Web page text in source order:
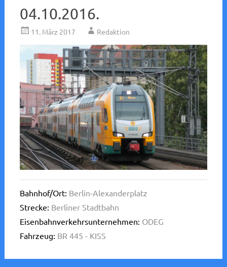
04.10.2016.
11. März 2017 Redaktion
Bahnhof/Ort: Berlin-Alexanderplatz
Strecke: Berliner Stadtbahn
Eisenbahnverkehrsunternehmen: ODEG
Fahrzeug: BR 445 - KISS